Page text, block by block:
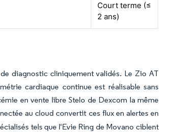
Court terme (≤
2 ans)
diagnostic cliniquement validés. Le Zio AT
cardiaque continue est réalisable sans
en vente libre Stelo de Dexcom la même
au cloud convertit ces flux en alertes en
tels que l'Evie Ring de Movano ciblent